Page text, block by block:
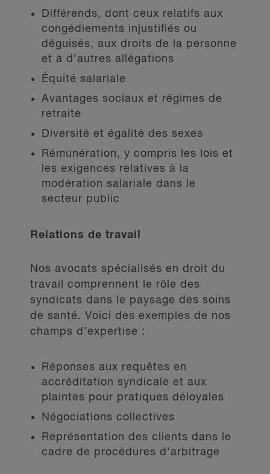
Différends, dont ceux relatifs aux
congédiements injustifiés ou
déguisés, aux droits de la personne
et à d’autres allégations
Équité salariale
Avantages sociaux et régimes de
retraite
Diversité et égalité des sexes
Rémunération, y compris les lois et
les exigences relatives à la
modération salariale dans le
secteur public
Relations de travail
Nos avocats spécialisés en droit du
travail comprennent le rôle des
syndicats dans le paysage des soins
de santé. Voici des exemples de nos
champs d’expertise :
Réponses aux requêtes en
accréditation syndicale et aux
plaintes pour pratiques déloyales
Négociations collectives
Représentation des clients dans le
cadre de procédures d’arbitrage